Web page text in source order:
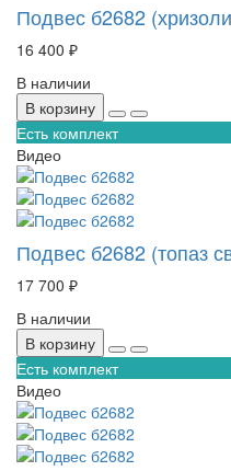
Подвес б2682
16 400 ₽
В наличии
В корзину
Есть комплект
Видео
Подвес б2682 (топаз
17 700 ₽
В наличии
В корзину
Есть комплект
Видео